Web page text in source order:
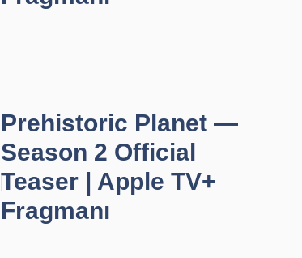
Prehistoric Planet —
Season 2 Official
Teaser | Apple TV+
Fragmanı